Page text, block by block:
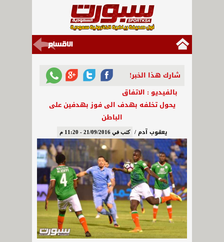
شارك هذا الخبر!
بالفيديو : الاتفاق
يحول تخلفه بهدف الى فوز بهدفين على
الباطن
يعقوب آدم / كتب في 21/09/2016 - 11:20 م